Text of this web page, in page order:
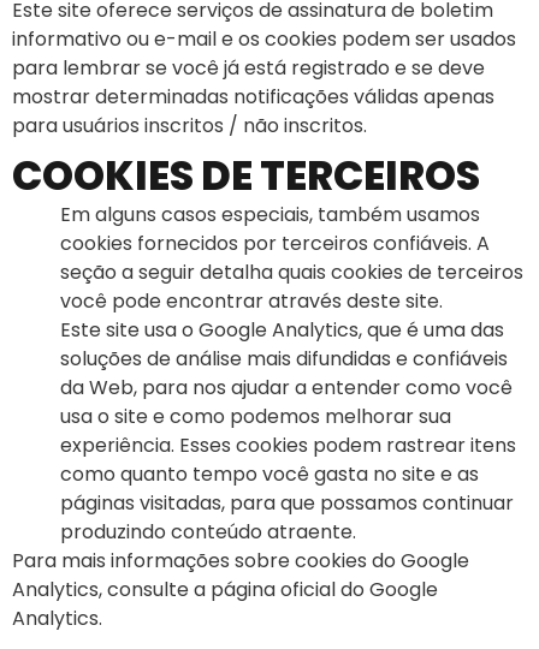
Este site oferece serviços de assinatura de boletim
informativo ou e-mail e os cookies podem ser usados ​​
para lembrar se você já está registrado e se deve
mostrar determinadas notificações válidas apenas
para usuários inscritos / não inscritos.
COOKIES DE TERCEIROS
Em alguns casos especiais, também usamos
cookies fornecidos por terceiros confiáveis. A
seção a seguir detalha quais cookies de terceiros
você pode encontrar através deste site.
Este site usa o Google Analytics, que é uma das
soluções de análise mais difundidas e confiáveis
da Web, para nos ajudar a entender como você
usa o site e como podemos melhorar sua
experiência. Esses cookies podem rastrear itens
como quanto tempo você gasta no site e as
páginas visitadas, para que possamos continuar
produzindo conteúdo atraente.
Para mais informações sobre cookies do Google
Analytics, consulte a página oficial do Google
Analytics.